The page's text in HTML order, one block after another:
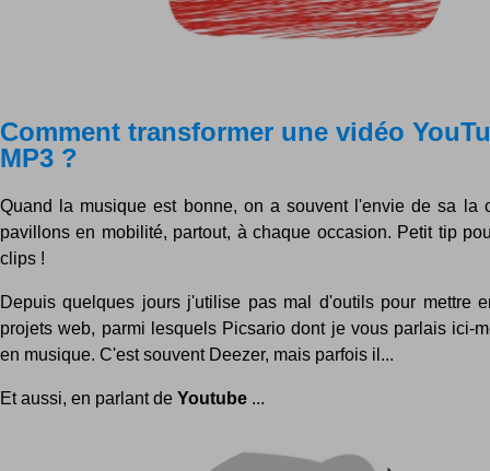
Comment transformer une vidéo
MP3 ?
Quand la musique est bonne, on a souvent l'envie de sa la
pavillons en mobilité, partout, à chaque occasion. Petit tip
clips !
Depuis quelques jours j'utilise pas mal d'outils pour mettre
projets web, parmi lesquels Picsario dont je vous parlais ici-
en musique. C'est souvent Deezer, mais parfois il...
Et aussi, en parlant de Youtube ...